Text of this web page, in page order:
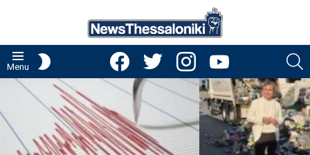
Menu
facebooktwitter instagramyoutube
LATEST
STORIES